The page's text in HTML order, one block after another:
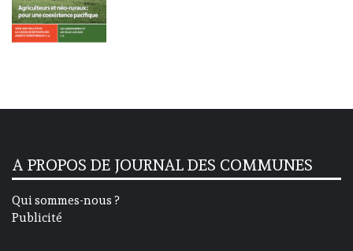
A PROPOS DE JOURNAL DES COMMUNES
Qui sommes-nous ?
Publicité